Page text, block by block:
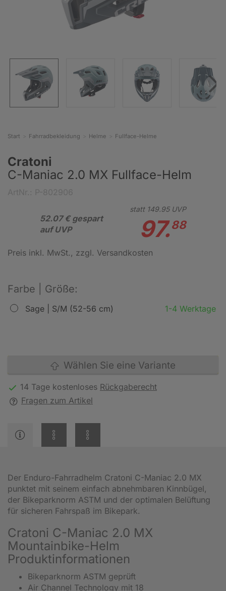
Start Fahrradbekleidung Helme Fullface-Helme
Cratoni
C-Maniac 2.0 MX Fullface-Helm
52.07 € gespart
auf UVP
statt 149.95UVP
97.88
Preis inkl. MwSt., zzgl. Versandkosten
Farbe | Größe:
Sage | S/M (52-56 cm) 1-4 Werktage
Wählen Sie eine Variante
14 Tage kostenloses Rückgaberecht
Fragen zum Artikel
Der Enduro-Fahrradhelm Cratoni C-Maniac 2.0 MX
punktet mit seinem einfach abnehmbaren Kinnbügel,
der Bikeparknorm ASTM und der optimalen Belüftung
für sicheren Fahrspaß im Bikepark.
Cratoni C-Maniac 2.0 MX
Mountainbike-Helm
Produktinformationen
Bikeparknorm ASTM geprüft
Air Channel Technology mit 18